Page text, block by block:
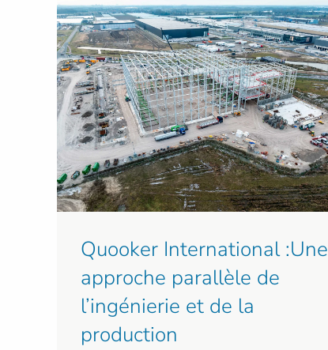
Quooker International :Une
approche parallèle de
l’ingénierie et de la
production